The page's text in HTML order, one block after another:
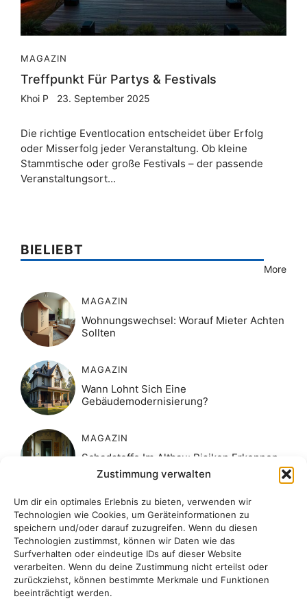
Zustimmung verwalten
Um dir ein optimales Erlebnis zu bieten, verwenden wir
Technologien wie Cookies, um Geräteinformationen zu
speichern und/oder darauf zuzugreifen. Wenn du diesen
Technologien zustimmst, können wir Daten wie das
Surfverhalten oder eindeutige IDs auf dieser Website
verarbeiten. Wenn du deine Zustimmung nicht erteilst oder
zurückziehst, können bestimmte Merkmale und Funktionen
beeinträchtigt werden.
MAGAZIN
Treffpunkt Für Partys & Festivals
Khoi P 23. September 2025
Die richtige Eventlocation entscheidet über Erfolg
oder Misserfolg jeder Veranstaltung. Ob kleine
Stammtische oder große Festivals – der passende
Veranstaltungsort...
BIELIEBT
More
MAGAZIN
Wohnungswechsel: Worauf Mieter Achten
Sollten
MAGAZIN
Wann Lohnt Sich Eine
Gebäudemodernisierung?
MAGAZIN
Schadstoffe Im Altbau: Risiken Erkennen
& Handeln
MAGAZIN
Naturstein Im Garten: Tipps Für Die
Gestaltung
MAGAZIN
Wohnungswechsel Planen: Tipps Für